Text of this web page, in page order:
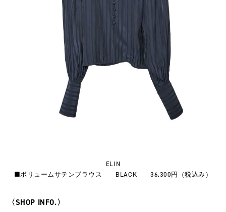
ELIN
■ボリュームサテンブラウス BLACK 36,300円（税込み）
〈SHOP INFO.〉